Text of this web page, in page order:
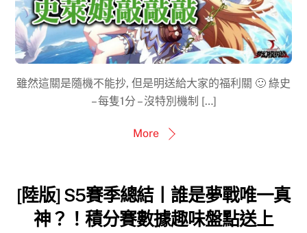
雖然這關是隨機不能抄, 但是明送給大家的福利關 🙂 綠史
– 每隻1分 – 沒特別機制 […]
More
[陸版] S5賽季總結丨誰是夢戰唯一真
神？！積分賽數據趣味盤點送上